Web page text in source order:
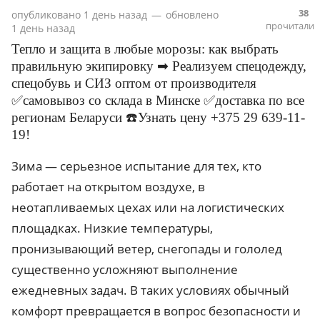
опубликовано 1 день назад — обновлено
1 день назад
38
прочитали
Тепло и защита в любые морозы: как выбрать
правильную экипировку ➡ Реализуем спецодежду,
спецобувь и СИЗ оптом от производителя
✅самовывоз со склада в Минске ✅доставка по все
регионам Беларуси ☎️Узнать цену +375 29 639-11-
19!
Зима — серьезное испытание для тех, кто
работает на открытом воздухе, в
неотапливаемых цехах или на логистических
площадках. Низкие температуры,
пронизывающий ветер, снегопады и гололед
существенно усложняют выполнение
ежедневных задач. В таких условиях обычный
комфорт превращается в вопрос безопасности и